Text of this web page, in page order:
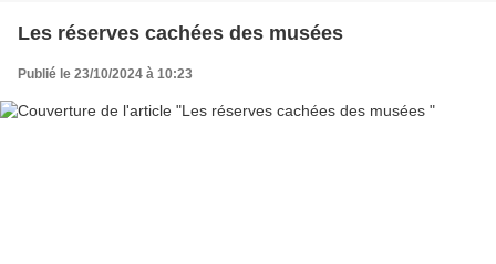
Les réserves cachées des musées
Publié le 23/10/2024 à 10:23